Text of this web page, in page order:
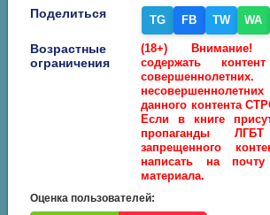
Поделиться TG FB TW WA
Возрастные
ограничения
(18+) Внимание!
содержать
данного контента
Если в книге
пропаганды
запрещенного
написать на
материала.
Оценка пользователей: